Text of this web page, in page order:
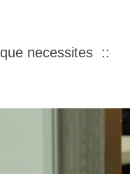
necessites ::